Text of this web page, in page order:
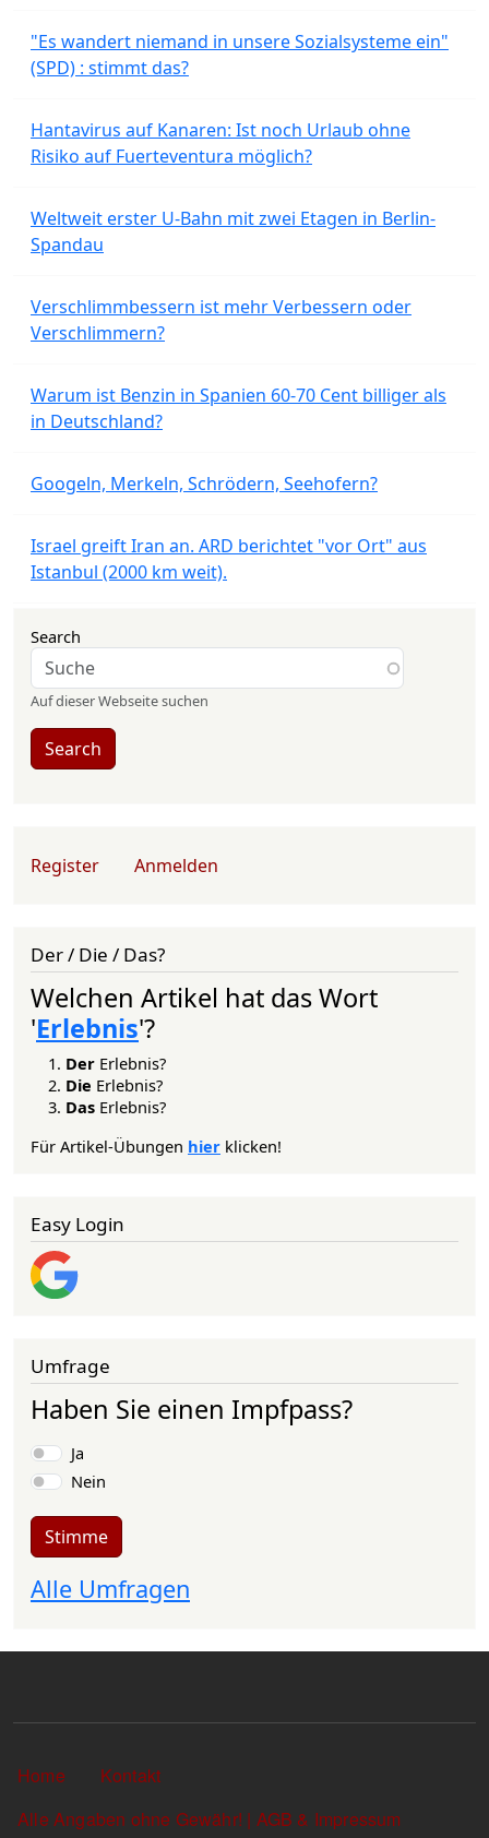
"Es wandert niemand in unsere Sozialsysteme ein"
(SPD) : stimmt das?
Hantavirus auf Kanaren: Ist noch Urlaub ohne
Risiko auf Fuerteventura möglich?
Weltweit erster U-Bahn mit zwei Etagen in Berlin-
Spandau
Verschlimmbessern ist mehr Verbessern oder
Verschlimmern?
Warum ist Benzin in Spanien 60-70 Cent billiger als
in Deutschland?
Googeln, Merkeln, Schrödern, Seehofern?
Israel greift Iran an. ARD berichtet "vor Ort" aus
Istanbul (2000 km weit).
Search
Auf dieser Webseite suchen
Search
User account menu
Register Anmelden
Der / Die / Das?
Welchen Artikel hat das Wort
'Erlebnis'?
Der Erlebnis?
Die Erlebnis?
Das Erlebnis?
Für Artikel-Übungen hier klicken!
Easy Login
Umfrage
Haben Sie einen Impfpass?
Auswahlmöglichkeiten
Ja
Nein
Stimme
Alle Umfragen
Sekundärlinks
Home
Kontakt
Alle Angaben ohne Gewähr! | AGB & Impressum